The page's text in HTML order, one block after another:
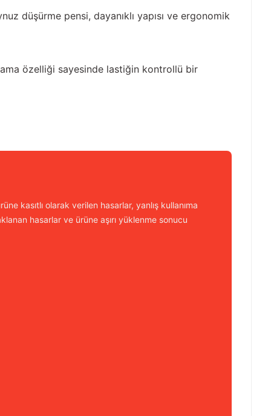
düşürme pensi, dayanıklı yapısı ve ergonomik
özelliği sayesinde lastiğin kontrollü bir
kasıtlı olarak verilen hasarlar, yanlış kullanıma
hasarlar ve ürüne aşırı yüklenme sonucu